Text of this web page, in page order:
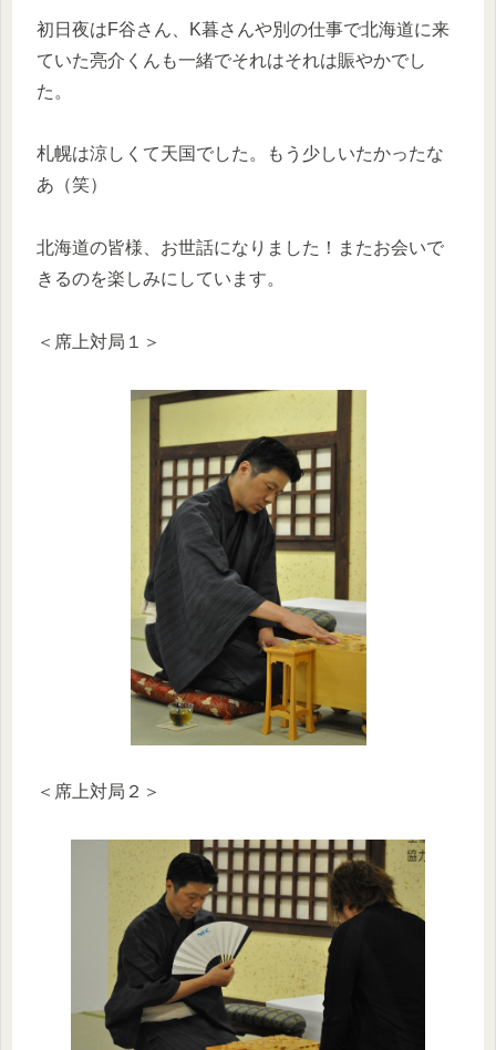
初日夜はF谷さん、K暮さんや別の仕事で北海道に来
ていた亮介くんも一緒でそれはそれは賑やかでし
た。
札幌は涼しくて天国でした。もう少しいたかったな
あ（笑）
北海道の皆様、お世話になりました！またお会いで
きるのを楽しみにしています。
＜席上対局１＞
＜席上対局２＞